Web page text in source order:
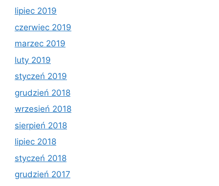
lipiec 2019
czerwiec 2019
marzec 2019
luty 2019
styczeń 2019
grudzień 2018
wrzesień 2018
sierpień 2018
lipiec 2018
styczeń 2018
grudzień 2017